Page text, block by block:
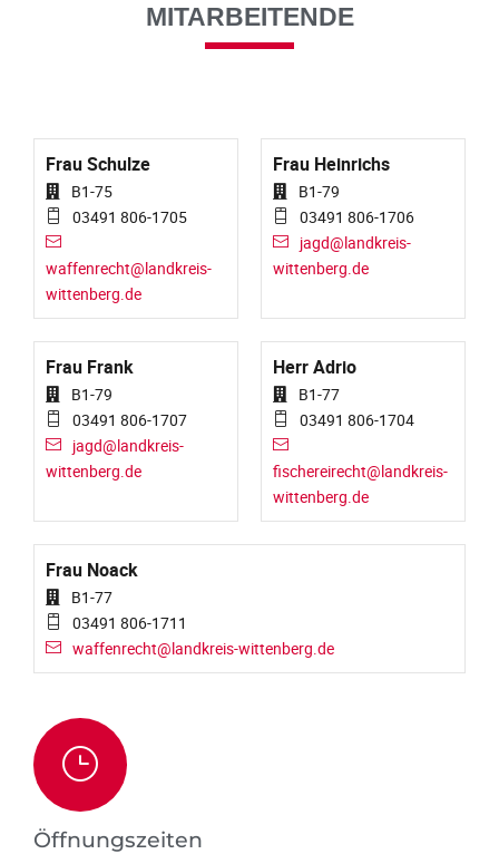
MITARBEITENDE
Frau Schulze
B1-75
03491 806-1705
waffenrecht@landkreis-
wittenberg.de
Frau Heinrichs
B1-79
03491 806-1706
jagd@landkreis-
wittenberg.de
Frau Frank
B1-79
03491 806-1707
jagd@landkreis-
wittenberg.de
Herr Adrio
B1-77
03491 806-1704
fischereirecht@landkreis-
wittenberg.de
Frau Noack
B1-77
03491 806-1711
waffenrecht@landkreis-wittenberg.de
Öffnungszeiten